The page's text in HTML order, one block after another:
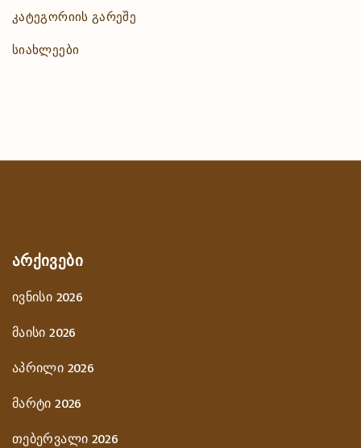
კატეგორიის გარეშე
სიახლეები
ᲐᲠᲥᲘᲕᲔᲑᲘ
ივნისი 2026
მაისი 2026
აპრილი 2026
მარტი 2026
თებერვალი 2026